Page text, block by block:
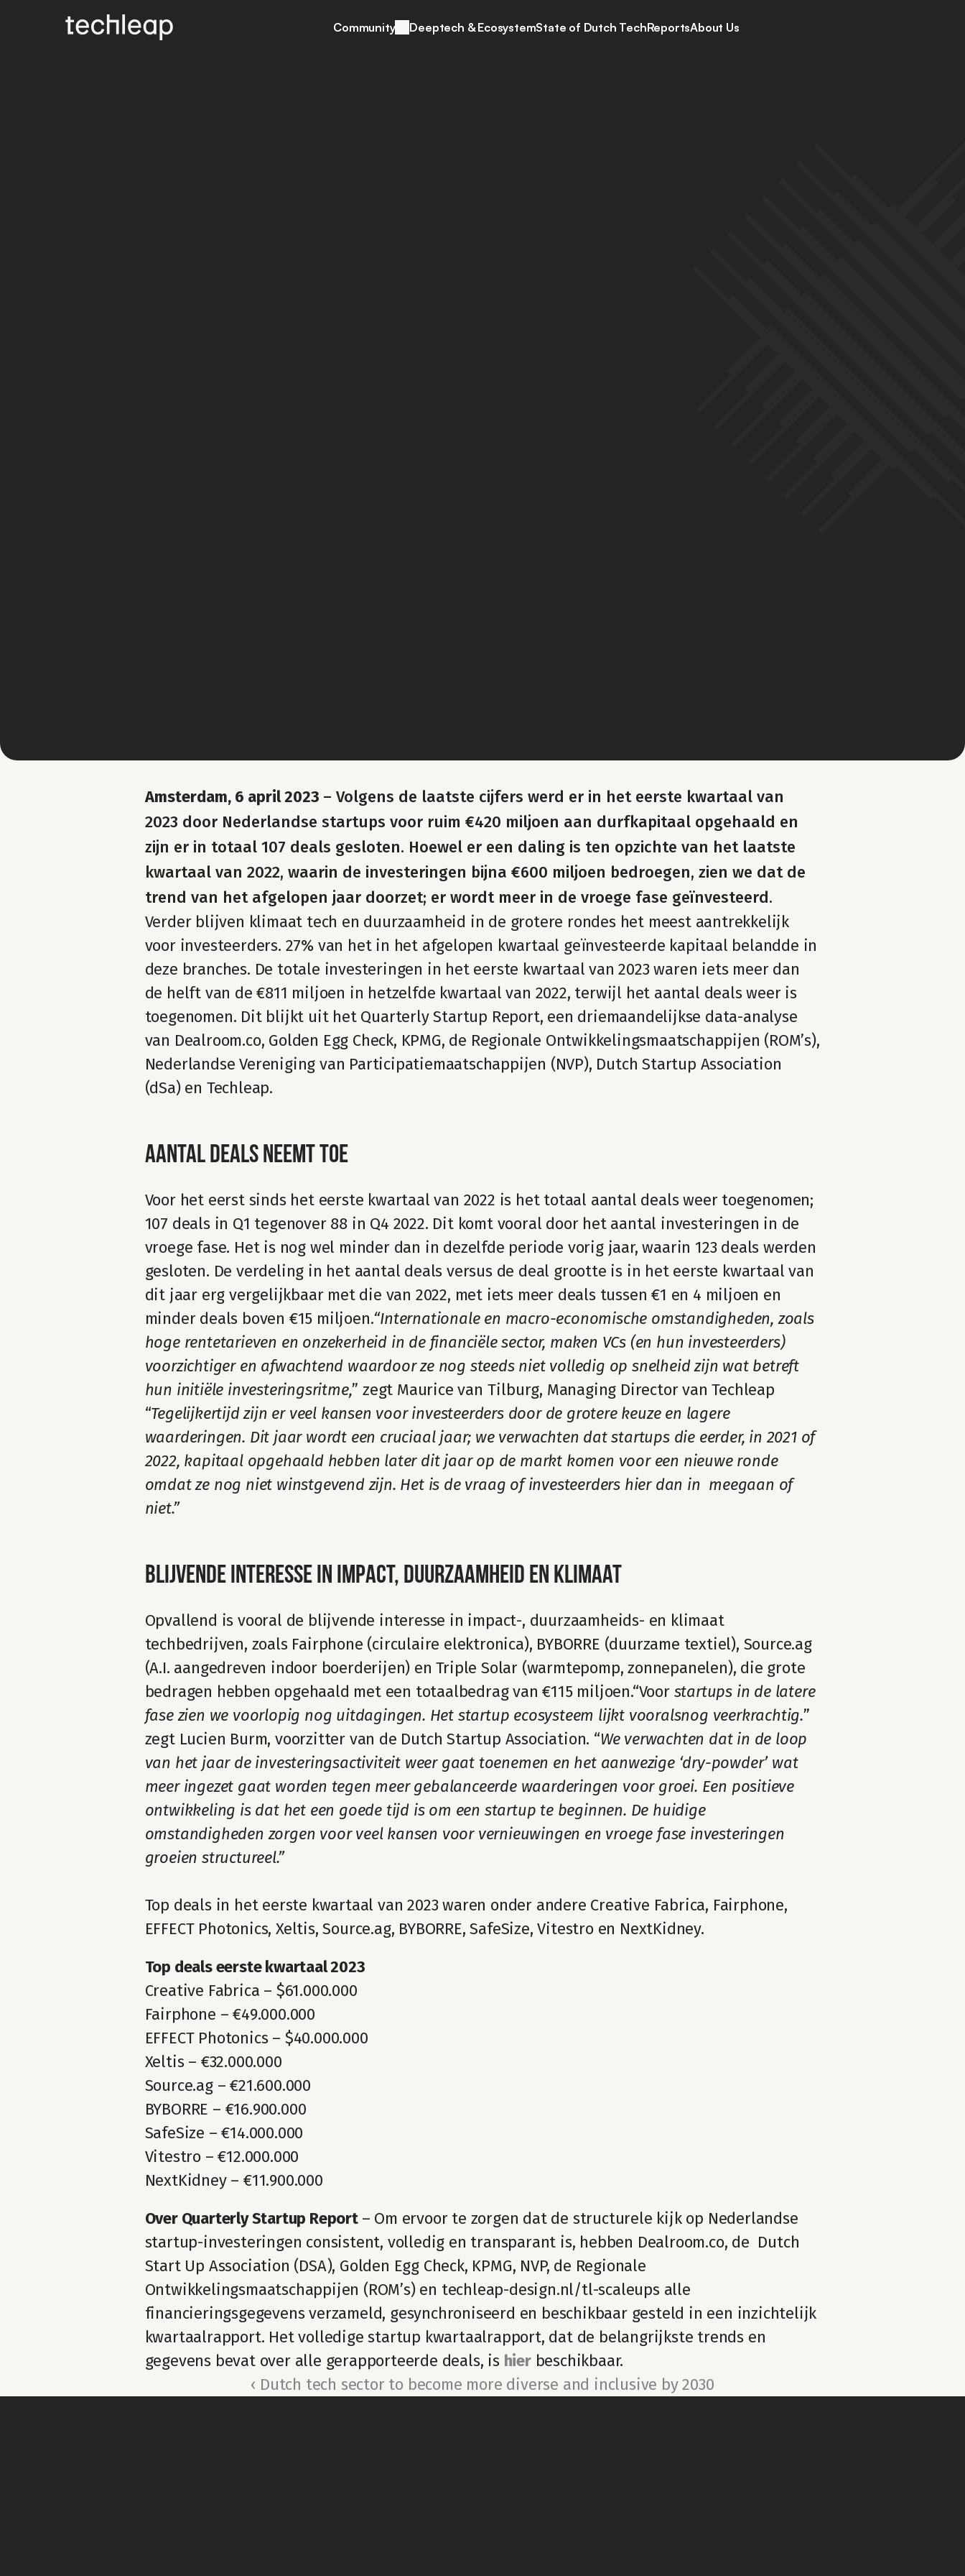
Community Deeptech & EcosystemState of Dutch TechReportsAbout Us
Amsterdam, 6 april 2023 – Volgens de laatste cijfers werd er in het eerste kwartaal van
2023 door Nederlandse startups voor ruim €420 miljoen aan durfkapitaal opgehaald en
zijn er in totaal 107 deals gesloten. Hoewel er een daling is ten opzichte van het laatste
kwartaal van 2022, waarin de investeringen bijna €600 miljoen bedroegen, zien we dat de
trend van het afgelopen jaar doorzet; er wordt meer in de vroege fase geïnvesteerd.
Verder blijven klimaat tech en duurzaamheid in de grotere rondes het meest aantrekkelijk
voor investeerders. 27% van het in het afgelopen kwartaal geïnvesteerde kapitaal belandde in
deze branches. De totale investeringen in het eerste kwartaal van 2023 waren iets meer dan
de helft van de €811 miljoen in hetzelfde kwartaal van 2022, terwijl het aantal deals weer is
toegenomen. Dit blijkt uit het Quarterly Startup Report, een driemaandelijkse data-analyse
van Dealroom.co, Golden Egg Check, KPMG, de Regionale Ontwikkelingsmaatschappijen (ROM’s),
Nederlandse Vereniging van Participatiemaatschappijen (NVP), Dutch Startup Association
(dSa) en Techleap.
Aantal deals neemt toe
Voor het eerst sinds het eerste kwartaal van 2022 is het totaal aantal deals weer toegenomen;
107 deals in Q1 tegenover 88 in Q4 2022. Dit komt vooral door het aantal investeringen in de
vroege fase. Het is nog wel minder dan in dezelfde periode vorig jaar, waarin 123 deals werden
gesloten. De verdeling in het aantal deals versus de deal grootte is in het eerste kwartaal van
dit jaar erg vergelijkbaar met die van 2022, met iets meer deals tussen €1 en 4 miljoen en
minder deals boven €15 miljoen.“Internationale en macro-economische omstandigheden, zoals
hoge rentetarieven en onzekerheid in de financiële sector, maken VCs (en hun investeerders)
voorzichtiger en afwachtend waardoor ze nog steeds niet volledig op snelheid zijn wat betreft
hun initiële investeringsritme,” zegt Maurice van Tilburg, Managing Director van Techleap
“Tegelijkertijd zijn er veel kansen voor investeerders door de grotere keuze en lagere
waarderingen. Dit jaar wordt een cruciaal jaar; we verwachten dat startups die eerder, in 2021 of
2022, kapitaal opgehaald hebben later dit jaar op de markt komen voor een nieuwe ronde
omdat ze nog niet winstgevend zijn. Het is de vraag of investeerders hier dan in  meegaan of
niet.”
Blijvende interesse in impact, duurzaamheid en klimaat
Opvallend is vooral de blijvende interesse in impact-, duurzaamheids- en klimaat
techbedrijven, zoals Fairphone (circulaire elektronica), BYBORRE (duurzame textiel), Source.ag
(A.I. aangedreven indoor boerderijen) en Triple Solar (warmtepomp, zonnepanelen), die grote
bedragen hebben opgehaald met een totaalbedrag van €115 miljoen.“Voor startups in de latere
fase zien we voorlopig nog uitdagingen. Het startup ecosysteem lijkt vooralsnog veerkrachtig.”
zegt Lucien Burm, voorzitter van de Dutch Startup Association. “We verwachten dat in de loop
van het jaar de investeringsactiviteit weer gaat toenemen en het aanwezige ‘dry-powder’ wat
meer ingezet gaat worden tegen meer gebalanceerde waarderingen voor groei. Een positieve
ontwikkeling is dat het een goede tijd is om een startup te beginnen. De huidige
omstandigheden zorgen voor veel kansen voor vernieuwingen en vroege fase investeringen
groeien structureel.”
Top deals in het eerste kwartaal van 2023 waren onder andere Creative Fabrica, Fairphone,
EFFECT Photonics, Xeltis, Source.ag, BYBORRE, SafeSize, Vitestro en NextKidney.
Top deals eerste kwartaal 2023
Creative Fabrica – $61.000.000
Fairphone – €49.000.000
EFFECT Photonics – $40.000.000
Xeltis – €32.000.000
Source.ag – €21.600.000
BYBORRE – €16.900.000
SafeSize – €14.000.000
Vitestro – €12.000.000
NextKidney – €11.900.000
Over Quarterly Startup Report – Om ervoor te zorgen dat de structurele kijk op Nederlandse
startup-investeringen consistent, volledig en transparant is, hebben Dealroom.co, de  Dutch
Start Up Association (DSA), Golden Egg Check, KPMG, NVP, de Regionale
Ontwikkelingsmaatschappijen (ROM’s) en techleap-design.nl/tl-scaleups alle
financieringsgegevens verzameld, gesynchroniseerd en beschikbaar gesteld in een inzichtelijk
kwartaalrapport. Het volledige startup kwartaalrapport, dat de belangrijkste trends en
gegevens bevat over alle gerapporteerde deals, is hier beschikbaar.
‹ Dutch tech sector to become more diverse and inclusive by 2030